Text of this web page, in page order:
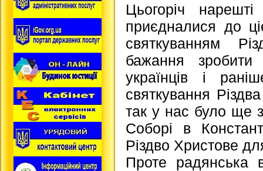
Цьогоріч
приєдналися до
святкуванням
бажання
українців і
святкування
так у нас було ще
Соборі в
Різдво Христове
Проте радянська